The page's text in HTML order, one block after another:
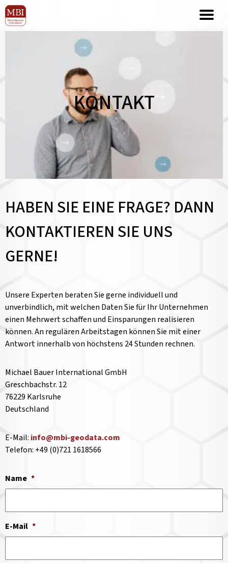
KONTAKT
HABEN SIE EINE FRAGE? DANN
KONTAKTIEREN SIE UNS
GERNE!
Unsere Experten beraten Sie gerne individuell und
unverbindlich, mit welchen Daten Sie für Ihr Unternehmen
einen Mehrwert schaffen und Einsparungen realisieren
können. An regulären Arbeitstagen können Sie mit einer
Antwort innerhalb von höchstens 24 Stunden rechnen.
Michael Bauer International GmbH
Greschbachstr. 12
76229 Karlsruhe
Deutschland
E-Mail: info@mbi-geodata.com
Telefon: +49 (0)721 1618566
Name *
E-Mail *